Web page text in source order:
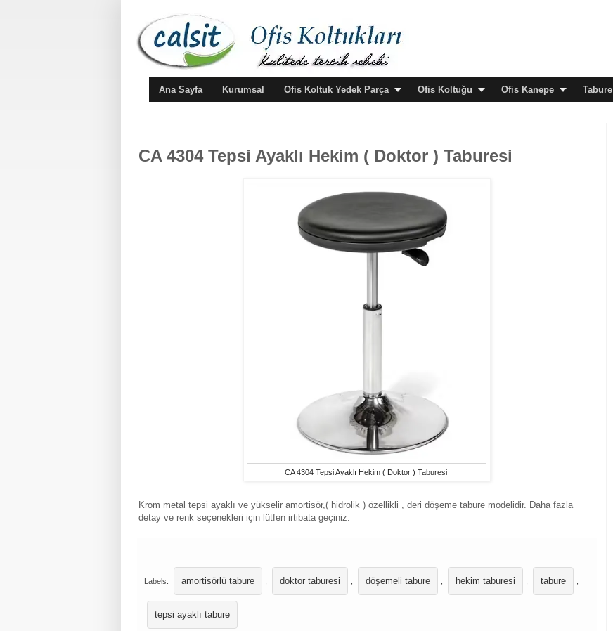
Ana Sayfa Kurumsal Ofis Koltuk Yedek Parça Ofis Koltuğu Ofis Kanepe Tabure
CA 4304 Tepsi Ayaklı Hekim ( Doktor ) Taburesi
CA 4304 Tepsi Ayaklı Hekim ( Doktor ) Taburesi
Krom metal tepsi ayaklı ve yükselir amortisör,( hidrolik ) özellikli , deri döşeme tabure modelidir. Daha fazla
detay ve renk seçenekleri için lütfen irtibata geçiniz.
Labels: amortisörlü tabure doktor taburesi döşemeli tabure hekim taburesi tabure
tepsi ayaklı tabure